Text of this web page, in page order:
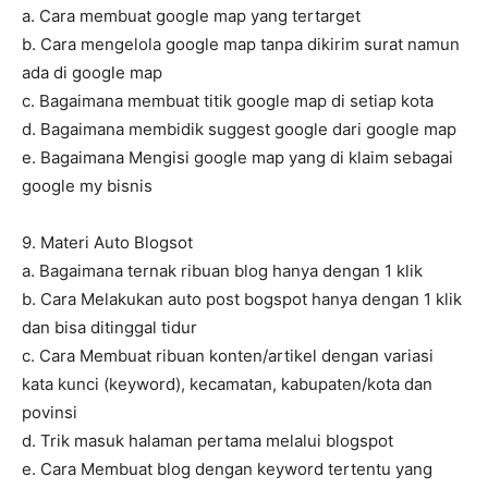
a. Cara membuat google map yang tertarget
b. Cara mengelola google map tanpa dikirim surat namun
ada di google map
c. Bagaimana membuat titik google map di setiap kota
d. Bagaimana membidik suggest google dari google map
e. Bagaimana Mengisi google map yang di klaim sebagai
google my bisnis
9. Materi Auto Blogsot
a. Bagaimana ternak ribuan blog hanya dengan 1 klik
b. Cara Melakukan auto post bogspot hanya dengan 1 klik
dan bisa ditinggal tidur
c. Cara Membuat ribuan konten/artikel dengan variasi
kata kunci (keyword), kecamatan, kabupaten/kota dan
povinsi
d. Trik masuk halaman pertama melalui blogspot
e. Cara Membuat blog dengan keyword tertentu yang